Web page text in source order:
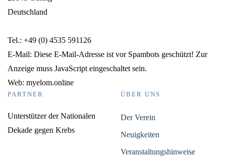
Deutschland
Tel.: +49 (0) 4535 591126
E-Mail: Diese E-Mail-Adresse ist vor Spambots geschützt! Zur
Anzeige muss JavaScript eingeschaltet sein.
Web: myelom.online
PARTNER
Unterstützer der Nationalen
Dekade gegen Krebs
ÜBER UNS
Der Verein
Neuigkeiten
Veranstaltungshinweise